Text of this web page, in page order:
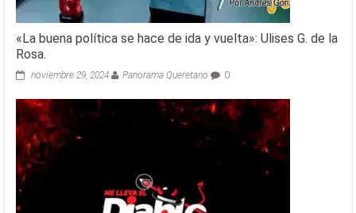
«La buena política se hace de ida y vuelta»: Ulises G. de la
Rosa.
noviembre 29, 2024 Panorama Queretano 0